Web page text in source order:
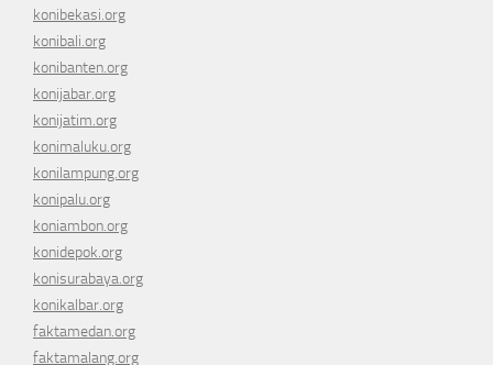
konibekasi.org
konibali.org
konibanten.org
konijabar.org
konijatim.org
konimaluku.org
konilampung.org
konipalu.org
koniambon.org
konidepok.org
konisurabaya.org
konikalbar.org
faktamedan.org
faktamalang.org